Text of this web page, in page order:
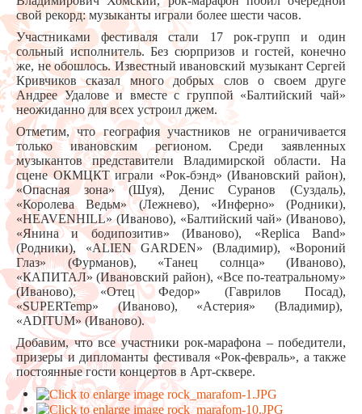
свой рекорд: музыканты играли более шести часов.
Участниками фестиваля стали 17 рок-групп и один
сольный исполнитель. Без сюрпризов и гостей, конечно
же, не обошлось. Известный ивановский музыкант Сергей
Кривчиков сказал много добрых слов о своем друге
Андрее Удалове и вместе с группой «Балтийский чай»
неожиданно для всех устроил джем.
Отметим, что география участников не ограничивается
только ивановским регионом. Среди заявленных
музыкантов представители Владимирской области. На
сцене ОКМЦКТ играли «Рок-бэнд» (Ивановский район),
«Опасная зона» (Шуя), Денис Суранов (Суздаль),
«Королева Ведьм» (Лежнево), «Инферно» (Родники),
«HEAVENHILL» (Иваново), «Балтийский чай» (Иваново),
«Янина и бодипозитив» (Иваново), «Replica Band»
(Родники), «ALIEN GARDEN» (Владимир), «Вороний
Глаз» (Фурманов), «Танец солнца» (Иваново),
«КАПИТАЛ» (Ивановский район), «Все по-театральному»
(Иваново), «Отец Федор» (Гаврилов Посад),
«SUPERTemp» (Иваново), «Астерия» (Владимир),
«ADITUM» (Иваново).
Добавим, что все участники рок-марафона – победители,
призеры и дипломанты фестиваля «Рок-февраль», а также
постоянные гости концертов в Арт-сквере.